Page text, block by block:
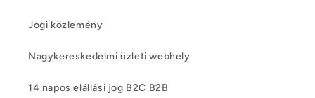
Jogi közlemény
Nagykereskedelmi üzleti webhely
14 napos elállási jog B2C B2B